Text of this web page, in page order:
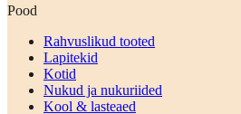
Pood
Rahvuslikud tooted
Lapitekid
Kotid
Nukud ja nukuriided
Kool & lasteaed